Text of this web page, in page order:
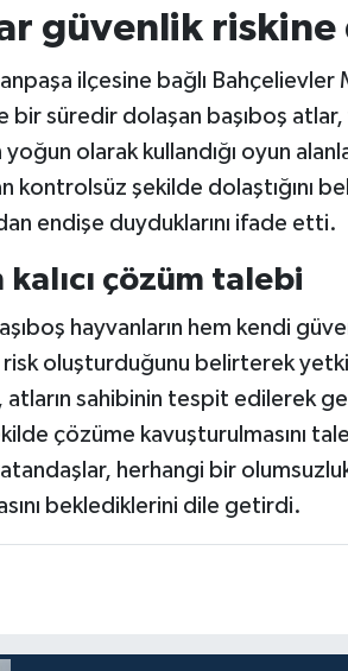
güvenlik
ilçesine bağlı
bir süredir dolaşan başıboş
yoğun olarak kullandığı oyun
kontrolsüz şekilde dolaştığını
endişe duyduklarını ifade etti.
çözüm talebi
hayvanların hem kendi
risk oluşturduğunu belirterek
sahibinin tespit edilerek
çözüme kavuşturulmasını
herhangi bir
beklediklerini dile getirdi.